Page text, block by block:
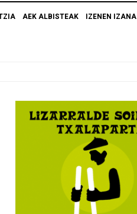
AEK ALBISTEAK IZENEN IZANA